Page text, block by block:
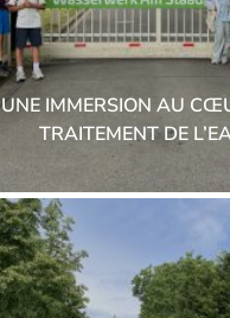
UNE IMMERSION AU
TRAITEMENT DE